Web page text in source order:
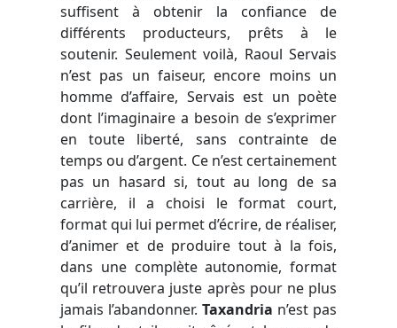
suffisent à obtenir la confiance de
différents producteurs, prêts à le
soutenir. Seulement voilà, Raoul Servais
n’est pas un faiseur, encore moins un
homme d’affaire, Servais est un poète
dont l’imaginaire a besoin de s’exprimer
en toute liberté, sans contrainte de
temps ou d’argent. Ce n’est certainement
pas un hasard si, tout au long de sa
carrière, il a choisi le format court,
format qui lui permet d’écrire, de réaliser,
d’animer et de produire tout à la fois,
dans une complète autonomie, format
qu’il retrouvera juste après pour ne plus
jamais l’abandonner. Taxandria n’est pas